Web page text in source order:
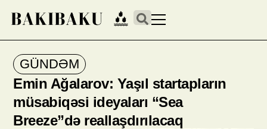
GÜNDƏM
Emin Ağalarov: Yaşıl startapların
müsabiqəsi ideyaları “Sea
Breeze”də reallaşdırılacaq